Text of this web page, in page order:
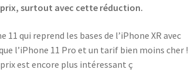
surtout avec cette réduction.
11 qui reprend les bases de l’iPhone XR avec
l’iPhone 11 Pro et un tarif bien moins cher !
est encore plus intéressant ç